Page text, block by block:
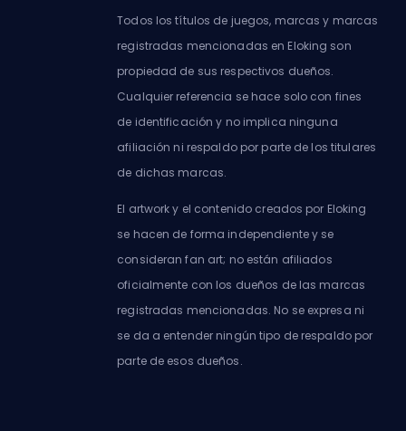
Todos los títulos de juegos, marcas y marcas
registradas mencionadas en Eloking son
propiedad de sus respectivos dueños.
Cualquier referencia se hace solo con fines
de identificación y no implica ninguna
afiliación ni respaldo por parte de los titulares
de dichas marcas.
El artwork y el contenido creados por Eloking
se hacen de forma independiente y se
consideran fan art; no están afiliados
oficialmente con los dueños de las marcas
registradas mencionadas. No se expresa ni
se da a entender ningún tipo de respaldo por
parte de esos dueños.